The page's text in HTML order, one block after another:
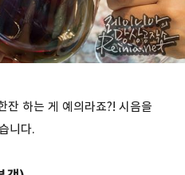
잔 하는 게 예의라죠?! 시음을
니다.